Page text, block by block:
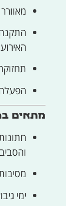
מתאים
ימי